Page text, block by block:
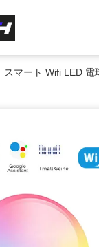
スマート Wifi LED 電